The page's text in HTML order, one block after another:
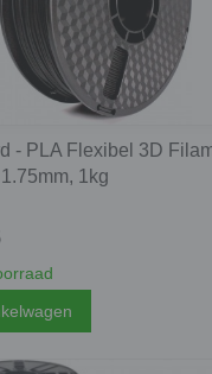
- PLA Flexibel 3D
1kg